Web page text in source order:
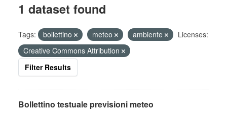
1 dataset found
Tags: bollettino meteo ambiente
Licenses:
Creative Commons Attribution
Filter Results
Bollettino testuale previsioni meteo